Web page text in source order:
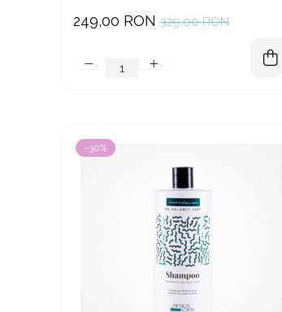
329,00 RON
249,00 RON
-30%